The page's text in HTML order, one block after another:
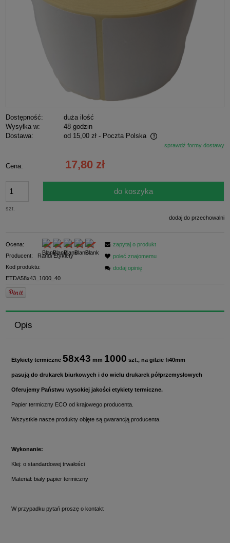
Dostępność:
duża ilość
Wysyłka w:
48 godzin
Dostawa:
od 15,00 zł - Poczta Polska
Cena nie zawiera ewentualnych kosztów płatnościsprawdź formy dostawy
Cena: 17,80 zł
szt.
do koszyka
dodaj do przechowalni
Ocena:
Producent:
Randi Etykiety
Kod produktu:
ETDA58x43_1000_40
zapytaj o produkt
poleć znajomemu
dodaj opinię
Opis
Etykiety termiczne 58x43 mm 1000 szt., na gilzie fi40mm
pasują do drukarek biurkowych i do wielu drukarek półprzemysłowych
Oferujemy Państwu wysokiej jakości etykiety termiczne.
Papier termiczny ECO od krajowego producenta.
Wszystkie nasze produkty objęte są gwarancją producenta.
Wykonanie:
Klej: o standardowej trwałości
Materiał: biały papier termiczny
W przypadku pytań proszę o kontakt